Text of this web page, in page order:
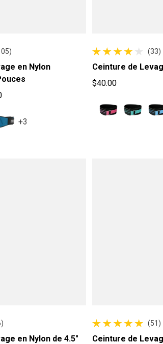
en Nylon
+3
(33)
33 avis au total
Ceinture de
$40.00
en Nylon de 4.5"
(51)
51 avis au total
Ceinture de